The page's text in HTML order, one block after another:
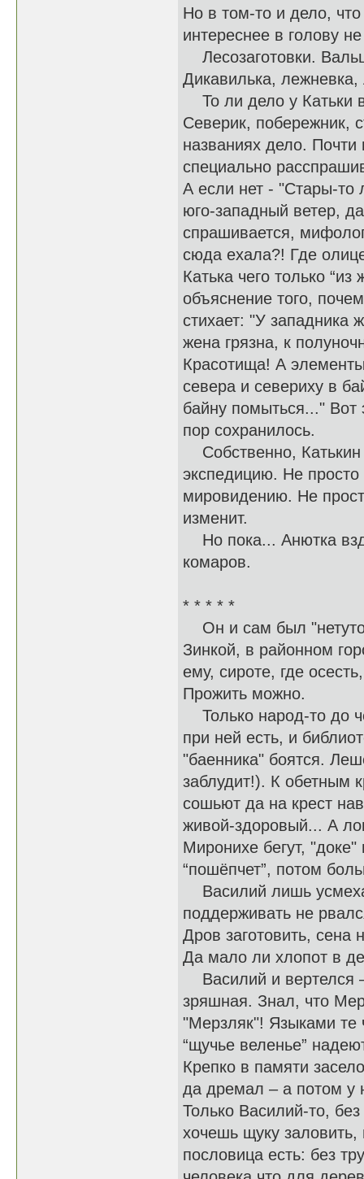
Но в том-то и дело,
интереснее в голову
Лесозаготовки.
Дикавилька,
То ли дело у Катьки
Северик, побережник,
названиях дело.
специально
А если нет - "Стары-то
юго-западный ветер,
спрашивается,
сюда ехала?! Где
Катька чего только
объяснение того,
стихает: "У западника
жена грязна, к
Красотища! А
севера и севериху в
байну помыться..." Вот
пор сохранилось.
Собственно, Катькин
экспедицию. Не просто
мировидению. Не
изменит.
Но пока... Анютка
комаров.
* * * * *
Он и сам был
Зинкой, в районном
ему, сироте, где
Прожить можно.
Только народ-то до
при ней есть, и
"баенника" боятся.
заблудит!). К обетным
сошьют да на крест
живой-здоровый... А
Миронихе бегут,
“пошёпчет”, потом
Василий лишь
поддерживать не
Дров заготовить,
Да мало ли хлопот в
Василий и вертелся
зряшная. Знал, что
"Мерзляк"! Языками те
“щучье веленье”
Крепко в памяти
да дремал – а потом у
Только Василий-то,
хочешь щуку
пословица есть: без